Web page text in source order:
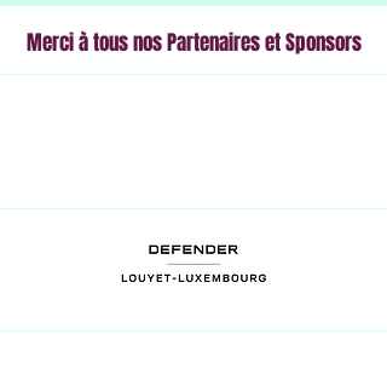
Merci à tous nos Partenaires et Sponsors